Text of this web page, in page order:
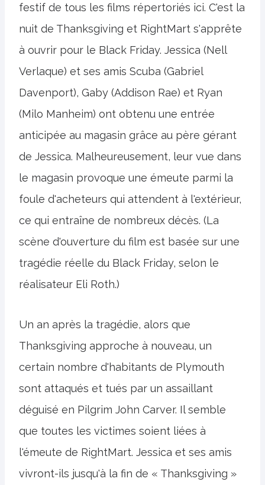
festif de tous les films répertoriés ici. C'est la
nuit de Thanksgiving et RightMart s'apprête
à ouvrir pour le Black Friday. Jessica (Nell
Verlaque) et ses amis Scuba (Gabriel
Davenport), Gaby (Addison Rae) et Ryan
(Milo Manheim) ont obtenu une entrée
anticipée au magasin grâce au père gérant
de Jessica. Malheureusement, leur vue dans
le magasin provoque une émeute parmi la
foule d'acheteurs qui attendent à l'extérieur,
ce qui entraîne de nombreux décès. (La
scène d'ouverture du film est basée sur une
tragédie réelle du Black Friday, selon le
réalisateur Eli Roth.)
Un an après la tragédie, alors que
Thanksgiving approche à nouveau, un
certain nombre d'habitants de Plymouth
sont attaqués et tués par un assaillant
déguisé en Pilgrim John Carver. Il semble
que toutes les victimes soient liées à
l'émeute de RightMart. Jessica et ses amis
vivront-ils jusqu'à la fin de « Thanksgiving »